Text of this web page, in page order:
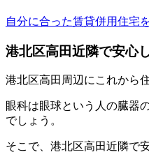
自分に合った賃貸併用住宅
港北区高田近隣で安心
港北区高田周辺にこれから
眼科は眼球という人の臓器
でしょう。
そこで、港北区高田近隣で